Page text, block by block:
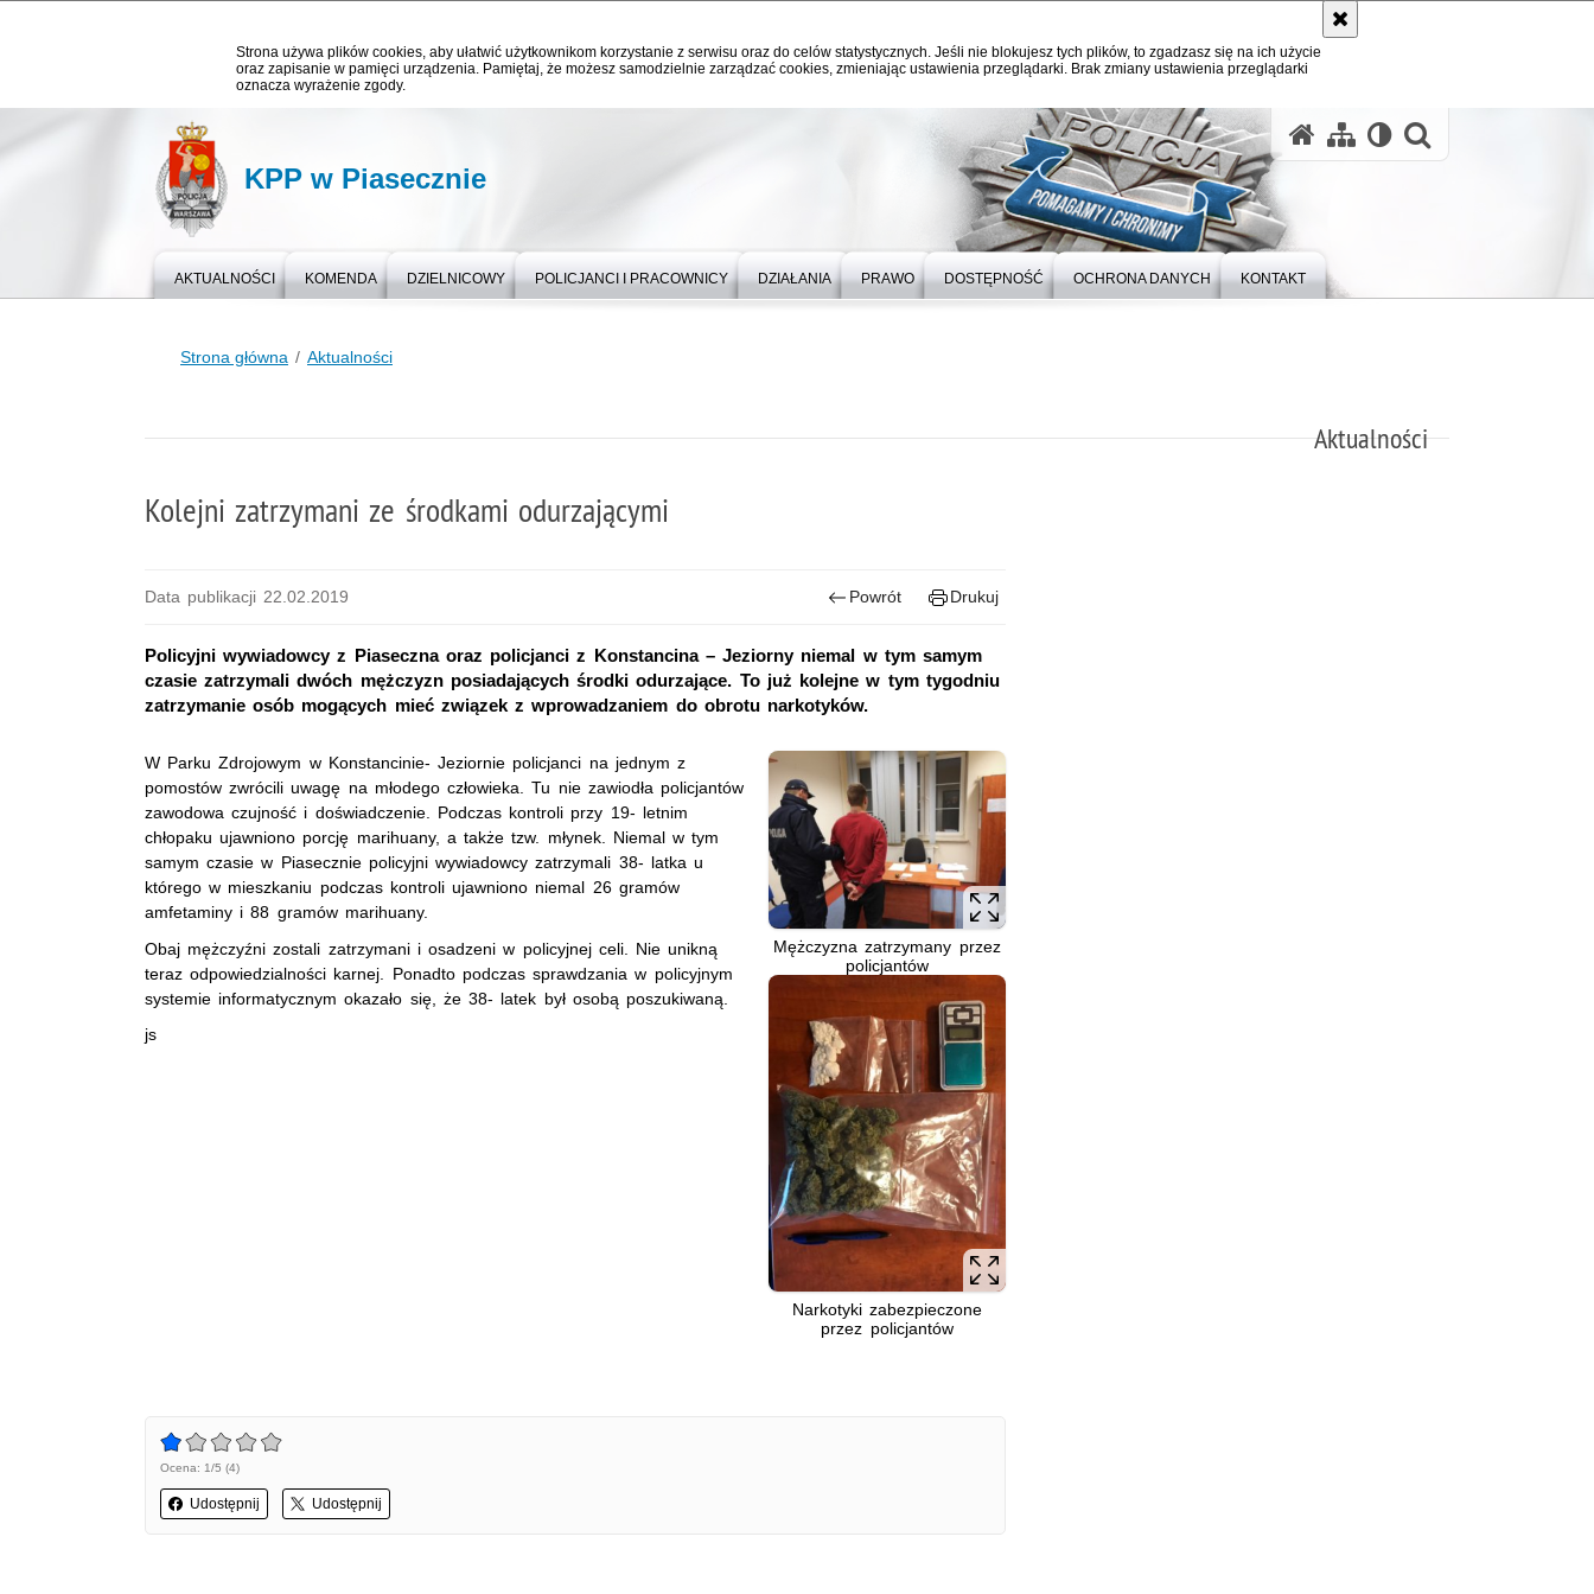
Strona używa plików cookies, aby ułatwić użytkownikom korzystanie z serwisu oraz do celów statystycznych. Jeśli nie blokujesz tych plików, to zgadzasz się na ich użycie
oraz zapisanie w pamięci urządzenia. Pamiętaj, że możesz samodzielnie zarządzać cookies, zmieniając ustawienia przeglądarki. Brak zmiany ustawienia przeglądarki
oznacza wyrażenie zgody.
KPP w Piasecznie
AKTUALNOŚCI KOMENDA DZIELNICOWY POLICJANCI I PRACOWNICY DZIAŁANIA PRAWO DOSTĘPNOŚĆ OCHRONA DANYCH KONTAKT
Strona główna Aktualności
Aktualności
Kolejni zatrzymani ze środkami odurzającymi
Data publikacji 22.02.2019 Powrót Drukuj
Policyjni wywiadowcy z Piaseczna oraz policjanci z Konstancina – Jeziorny niemal w tym samym
czasie zatrzymali dwóch mężczyzn posiadających środki odurzające. To już kolejne w tym tygodniu
zatrzymanie osób mogących mieć związek z wprowadzaniem do obrotu narkotyków.
Mężczyzna zatrzymany przez
policjantów
Narkotyki zabezpieczone
przez policjantów
W Parku Zdrojowym w Konstancinie- Jeziornie policjanci na jednym z
pomostów zwrócili uwagę na młodego człowieka. Tu nie zawiodła policjantów
zawodowa czujność i doświadczenie. Podczas kontroli przy 19- letnim
chłopaku ujawniono porcję marihuany, a także tzw. młynek. Niemal w tym
samym czasie w Piasecznie policyjni wywiadowcy zatrzymali 38- latka u
którego w mieszkaniu podczas kontroli ujawniono niemal 26 gramów
amfetaminy i 88 gramów marihuany.
Obaj mężczyźni zostali zatrzymani i osadzeni w policyjnej celi. Nie unikną
teraz odpowiedzialności karnej. Ponadto podczas sprawdzania w policyjnym
systemie informatycznym okazało się, że 38- latek był osobą poszukiwaną.
js
Ocena: 1/5 (4)
Udostępnij Udostępnij